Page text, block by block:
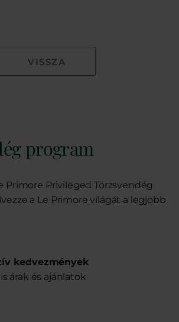
VISSZA
program
Primore Privileged Törzsvendég
a Le Primore világát a legjobb
kedvezmények
árak és ajánlatok